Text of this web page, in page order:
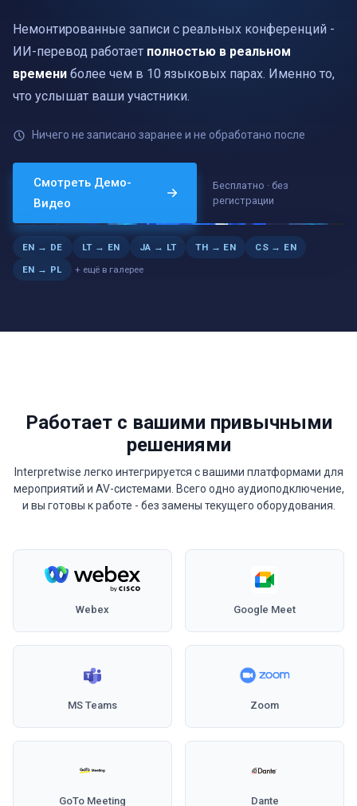
Немонтированные записи с реальных конференций -
ИИ-перевод работает полностью в реальном
времени более чем в 10 языковых парах. Именно то,
что услышат ваши участники.
Ничего не записано заранее и не обработано после
Смотреть Демо-
Видео
Бесплатно · без
регистрации
LIVE
„…und jeder Teilnehmer hört den Vortrag in seiner eigenen
Sprache.“
EN → DE LT → EN JA → LT TH → EN
CS → EN
EN → PL
+ ещё в галерее
Работает с вашими привычными
решениями
Interpretwise легко интегрируется с вашими платформами для
мероприятий и AV-системами. Всего одно аудиоподключение,
и вы готовы к работе - без замены текущего оборудования.
Webex Google Meet
MS Teams Zoom
GoTo Meeting Dante